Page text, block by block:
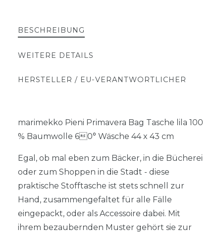
BESCHREIBUNG
WEITERE DETAILS
HERSTELLER / EU-VERANTWORTLICHER
marimekko Pieni Primavera Bag Tasche lila 100
% Baumwolle 60° Wäsche 44 x 43 cm
Egal, ob mal eben zum Bäcker, in die Bücherei
oder zum Shoppen in die Stadt - diese
praktische Stofftasche ist stets schnell zur
Hand, zusammengefaltet für alle Fälle
eingepackt, oder als Accessoire dabei. Mit
ihrem bezaubernden Muster gehört sie zur